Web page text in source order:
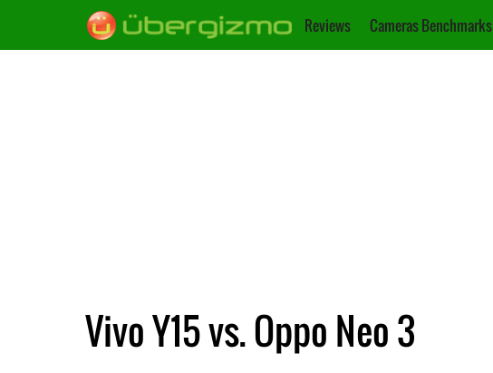
Reviews Cameras Benchmarks
Vivo Y15 vs. Oppo Neo 3